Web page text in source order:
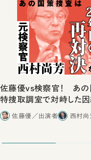
佐藤優vs検察官！ あの
特捜取調室で対峙した
合ったこと
佐藤優／出演者 西村尚